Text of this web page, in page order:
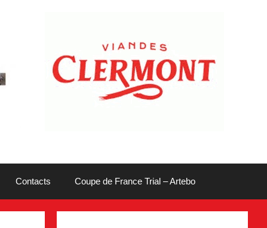
Contacts Coupe de France Trial – Artebo